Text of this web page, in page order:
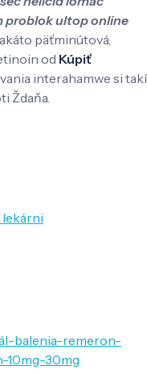
problok ultop online
päťminútová,
od Kúpiť
interahamwe si takí
Ždaňa.
balenia-remeron-
10mg-30mg